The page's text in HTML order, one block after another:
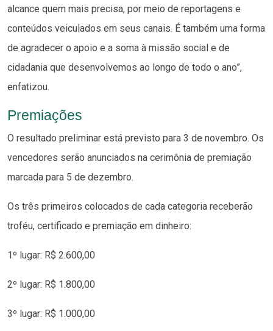
alcance quem mais precisa, por meio de reportagens e
conteúdos veiculados em seus canais. É também uma forma
de agradecer o apoio e a soma à missão social e de
cidadania que desenvolvemos ao longo de todo o ano”,
enfatizou.
Premiações
O resultado preliminar está previsto para 3 de novembro. Os
vencedores serão anunciados na cerimônia de premiação
marcada para 5 de dezembro.
Os três primeiros colocados de cada categoria receberão
troféu, certificado e premiação em dinheiro:
1º lugar: R$ 2.600,00
2º lugar: R$ 1.800,00
3º lugar: R$ 1.000,00